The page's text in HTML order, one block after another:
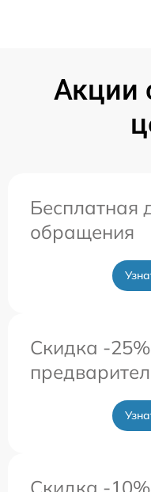
Акции
Бесплатная
обращения
Скидка -
Скидка -